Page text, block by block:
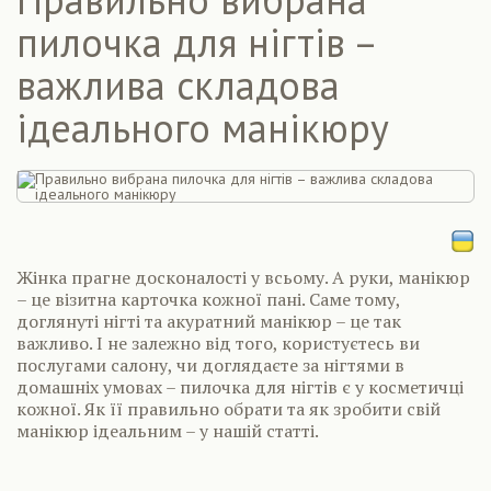
пилочка для нігтів –
важлива складова
ідеального манікюру
Жінка прагне досконалості у всьому. А руки, манікюр
– це візитна карточка кожної пані. Саме тому,
доглянуті нігті та акуратний манікюр – це так
важливо. І не залежно від того, користуєтесь ви
послугами салону, чи доглядаєте за нігтями в
домашніх умовах – пилочка для нігтів є у косметичці
кожної. Як її правильно обрати та як зробити свій
манікюр ідеальним – у нашій статті.